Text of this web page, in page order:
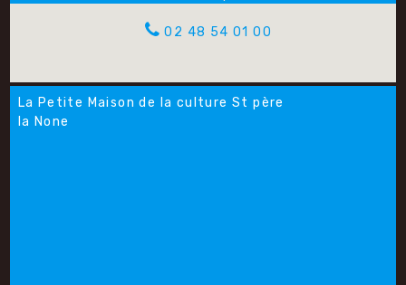
02 48 54 01 00
La Petite Maison de la culture St père
la None